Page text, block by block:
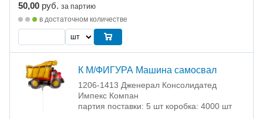
50,00 руб. за партию
в достаточном количестве
К М/ФИГУРА Машина самосвал
1206-1413 Дженерал Консолидатед
Импекс Компан
партия поставки: 5 шт коробка: 4000 шт